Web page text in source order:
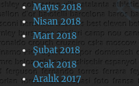
Mayıs 2018
Nisan 2018
Mart 2018
Şubat 2018
Ocak 2018
Aralık 2017